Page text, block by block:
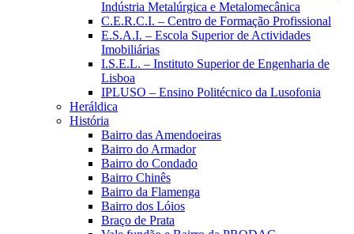
Indústria Metalúrgica e Metalomecânica
C.E.R.C.I. – Centro de Formação Profissional
E.S.A.I. – Escola Superior de Actividades
Imobiliárias
I.S.E.L. – Instituto Superior de Engenharia de
Lisboa
IPLUSO – Ensino Politécnico da Lusofonia
Heráldica
História
Bairro das Amendoeiras
Bairro do Armador
Bairro do Condado
Bairro Chinês
Bairro da Flamenga
Bairro dos Lóios
Braço de Prata